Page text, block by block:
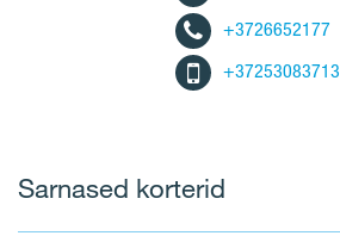
+3726652177
+37253083713
Sarnased korterid